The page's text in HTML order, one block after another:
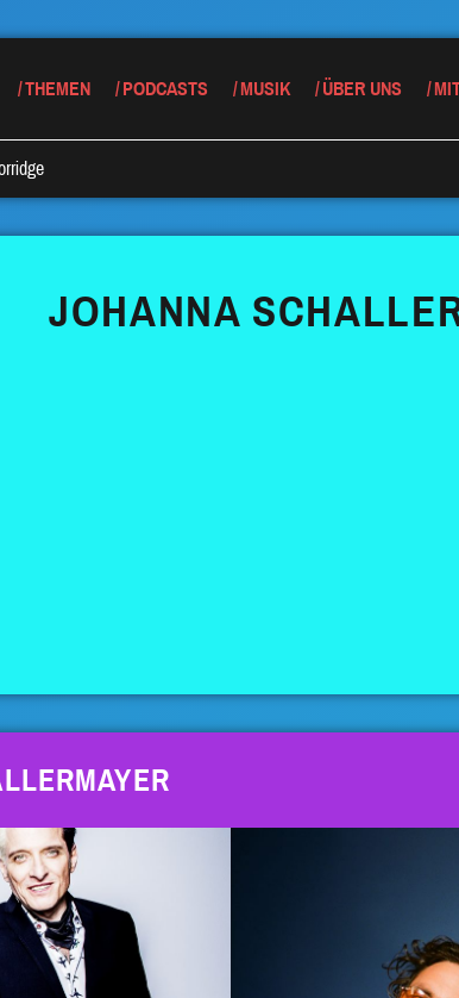
THEMEN PODCASTS MUSIK ÜBER UNS
JOHANNA